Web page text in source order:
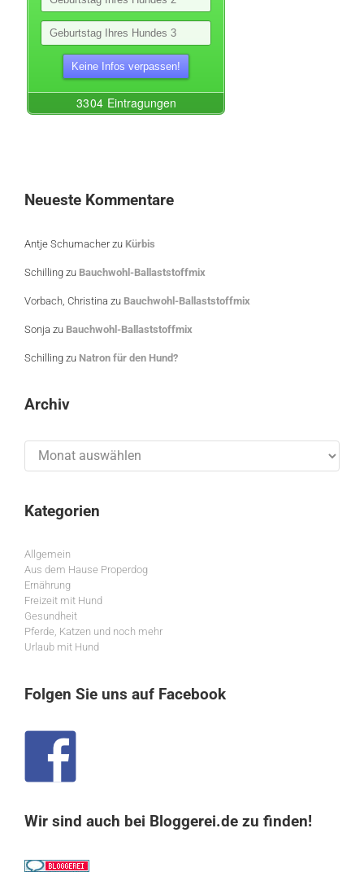
Neueste Kommentare
Antje Schumacherzu Kürbis
Schilling zu Bauchwohl-Ballaststoffmix
Vorbach, Christina zu Bauchwohl-Ballaststoffmix
Sonja zu Bauchwohl-Ballaststoffmix
Schilling zu Natron für den Hund?
Archiv
Kategorien
Allgemein
Aus dem Hause Properdog
Ernährung
Freizeit mit Hund
Gesundheit
Pferde, Katzen und noch mehr
Urlaub mit Hund
Folgen Sie uns auf Facebook
Wir sind auch bei Bloggerei.de zu finden!